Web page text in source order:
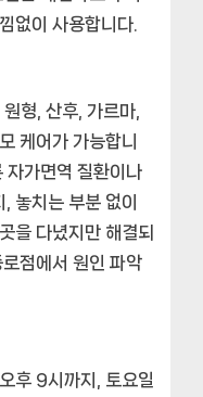
없이 사용합니다.
형, 산후, 가르마,
케어 가 가능합니
자가면역 질환이나
놓치는 부분 없이
을 다녔지만 해결되
점에서 원인 파악
후 9시까지, 토요일